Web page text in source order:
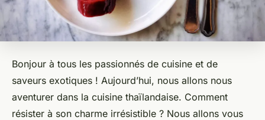
Bonjour à tous les passionnés de cuisine et de
saveurs exotiques ! Aujourd’hui, nous allons nous
aventurer dans la cuisine thaïlandaise. Comment
résister à son charme irrésistible ? Nous allons vous